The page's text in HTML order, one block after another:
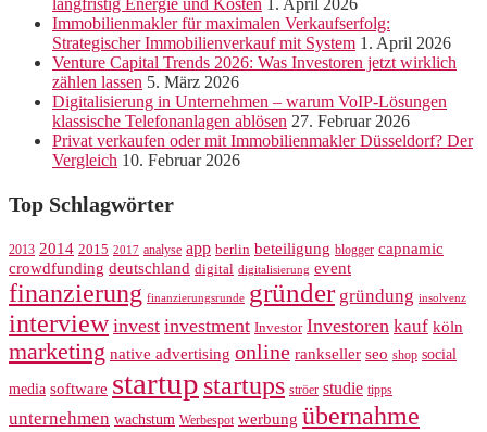
langfristig Energie und Kosten 1. April 2026
Immobilienmakler für maximalen Verkaufserfolg:
Strategischer Immobilienverkauf mit System 1. April 2026
Venture Capital Trends 2026: Was Investoren jetzt wirklich
zählen lassen 5. März 2026
Digitalisierung in Unternehmen – warum VoIP-Lösungen
klassische Telefonanlagen ablösen 27. Februar 2026
Privat verkaufen oder mit Immobilienmakler Düsseldorf? Der
Vergleich 10. Februar 2026
Top Schlagwörter
2013 2014 2015 2017 analyse app berlin beteiligung blogger capnamic
crowdfunding deutschland digital digitalisierung event
finanzierung finanzierungsrunde gründer gründung insolvenz
interview invest investment Investor Investoren kauf köln
marketing native advertising online rankseller seo shop social
media software startup startups ströer studie tipps
unternehmen wachstum Werbespot werbung übernahme